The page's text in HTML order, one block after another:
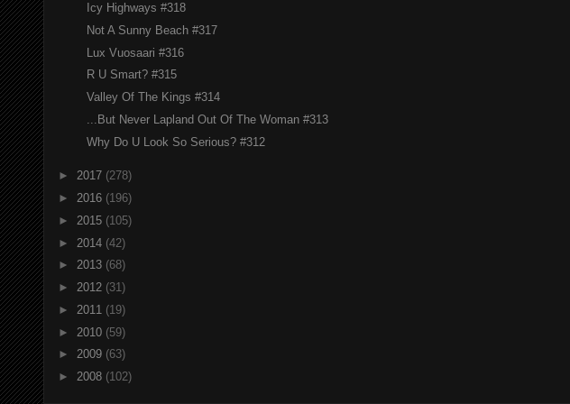
Icy Highways #318
Not A Sunny Beach #317
Lux Vuosaari #316
R U Smart? #315
Valley Of The Kings #314
...But Never Lapland Out Of The Woman #313
Why Do U Look So Serious? #312
► 2017 (278)
► 2016 (196)
► 2015 (105)
► 2014 (42)
► 2013 (68)
► 2012 (31)
► 2011 (19)
► 2010 (59)
► 2009 (63)
► 2008 (102)